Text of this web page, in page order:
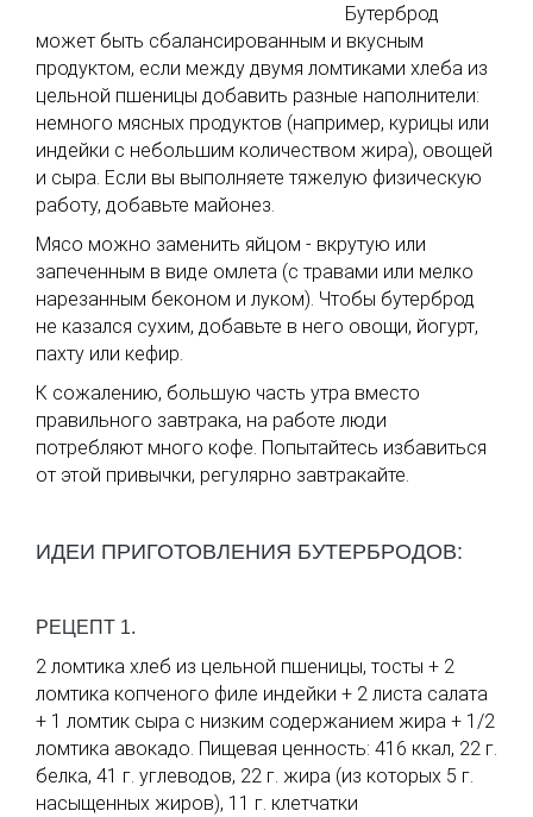
Бутерброд
может быть сбалансированным и вкусным
продуктом, если между двумя ломтиками хлеба из
цельной пшеницы добавить разные наполнители:
немного мясных продуктов (например, курицы или
индейки с небольшим количеством жира), овощей
и сыра. Если вы выполняете тяжелую физическую
работу, добавьте майонез.
Мясо можно заменить яйцом - вкрутую или
запеченным в виде омлета (с травами или мелко
нарезанным беконом и луком). Чтобы бутерброд
не казался сухим, добавьте в него овощи, йогурт,
пахту или кефир.
К сожалению, большую часть утра вместо
правильного завтрака, на работе люди
потребляют много кофе. Попытайтесь избавиться
от этой привычки, регулярно завтракайте.
ИДЕИ ПРИГОТОВЛЕНИЯ БУТЕРБРОДОВ:
РЕЦЕПТ 1.
2 ломтика хлеб из цельной пшеницы, тосты + 2
ломтика копченого филе индейки + 2 листа салата
+ 1 ломтик сыра с низким содержанием жира + 1/2
ломтика авокадо. Пищевая ценность: 416 ккал, 22 г.
белка, 41 г. углеводов, 22 г. жира (из которых 5 г.
насыщенных жиров), 11 г. клетчатки